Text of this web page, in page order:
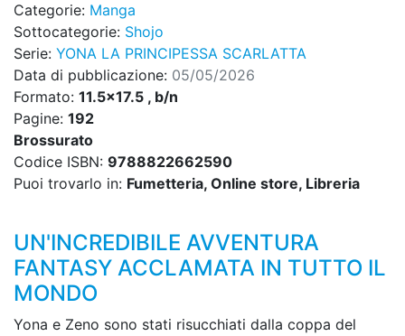
Categorie: Manga
Sottocategorie: Shojo
Serie: YONA LA PRINCIPESSA SCARLATTA
Data di pubblicazione: 05/05/2026
Formato: 11.5x17.5 , b/n
Pagine: 192
Brossurato
Codice ISBN: 9788822662590
Puoi trovarlo in: Fumetteria, Online store, Libreria
UN'INCREDIBILE AVVENTURA
FANTASY ACCLAMATA IN TUTTO IL
MONDO
Yona e Zeno sono stati risucchiati dalla coppa del